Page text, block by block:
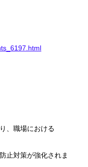
、職場における
が強化されま